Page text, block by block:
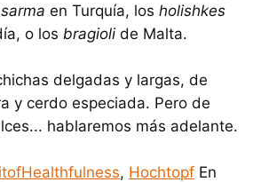
sarma en Turquía, los holishkes
o los bragiolide Malta.
delgadas y largas, de
y cerdo especiada. Pero de
hablaremos más adelante.
, Hochtopf En